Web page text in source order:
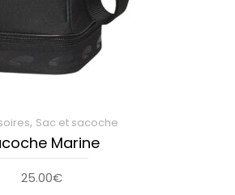
, Sac et sacoche
Marine
25.00€